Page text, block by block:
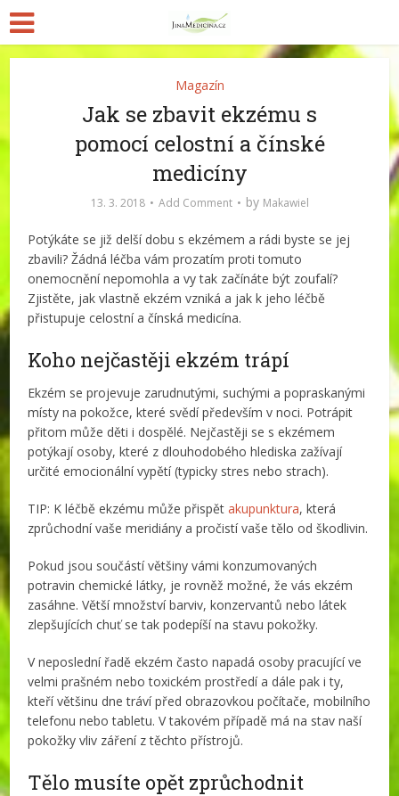
Magazín
Jak se zbavit ekzému s
pomocí celostní a čínské
medicíny
13. 3. 2018 Add Comment by Makawiel
Potýkáte se již delší dobu s ekzémem a rádi byste se jej
zbavili? Žádná léčba vám prozatím proti tomuto
onemocnění nepomohla a vy tak začínáte být zoufalí?
Zjistěte, jak vlastně ekzém vzniká a jak k jeho léčbě
přistupuje celostní a čínská medicína.
Koho nejčastěji ekzém trápí
Ekzém se projevuje zarudnutými, suchými a popraskanými
místy na pokožce, které svědí především v noci. Potrápit
přitom může děti i dospělé. Nejčastěji se s ekzémem
potýkají osoby, které z dlouhodobého hlediska zažívají
určité emocionální vypětí (typicky stres nebo strach).
TIP: K léčbě ekzému může přispětakupunktura, která
zprůchodní vaše meridiány a pročistí vaše tělo od škodlivin.
Pokud jsou součástí většiny vámi konzumovaných
potravin chemické látky, je rovněž možné, že vás ekzém
zasáhne. Větší množství barviv, konzervantů nebo látek
zlepšujících chuť se tak podepíší na stavu pokožky.
V neposlední řadě ekzém často napadá osoby pracující ve
velmi prašném nebo toxickém prostředí a dále pak i ty,
kteří většinu dne tráví před obrazovkou počítače, mobilního
telefonu nebo tabletu. V takovém případě má na stav naší
pokožky vliv záření z těchto přístrojů.
Tělo musíte opět zprůchodnit